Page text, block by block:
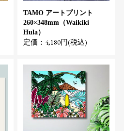
TAMO アートプリント
260×348mm（Waikiki
Hula）
定価：4,180円(税込)